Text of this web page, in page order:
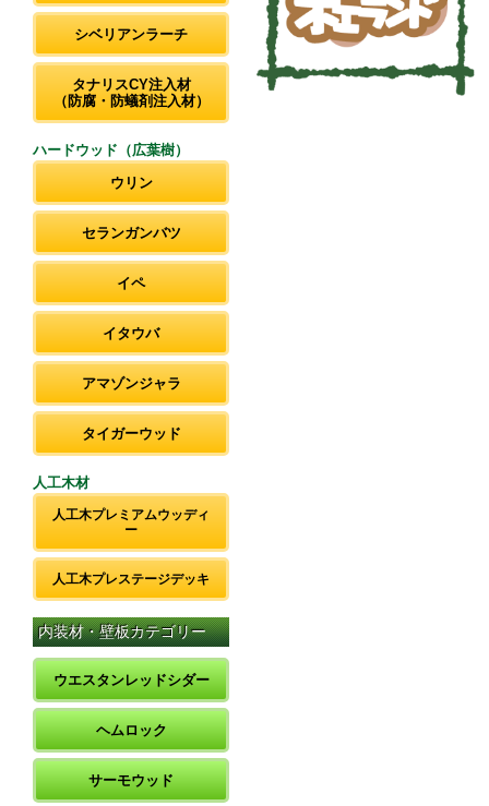
シベリアンラーチ
タナリスCY注入材
（防腐・防蟻剤注入材）
ハードウッド（広葉樹）
ウリン
セランガンバツ
イペ
イタウバ
アマゾンジャラ
タイガーウッド
人工木材
人工木プレミアムウッディ
ー
人工木プレステージデッキ
内装材・壁板カテゴリー
ウエスタンレッドシダー
ヘムロック
サーモウッド